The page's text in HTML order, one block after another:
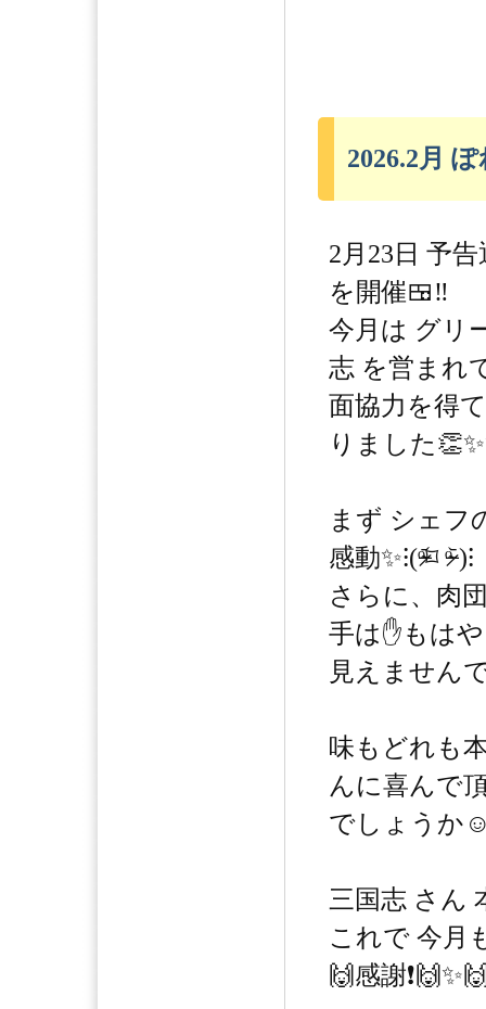
2026.2月
2月23日 予
を開催🍱‼️
今月は グリ
志 を営まれ
面協力を得
りました
まず シェフ
感動✨⁝(ᵒ̴̶̷᷄⌑ ᵒ̴̶̷᷅ )⁝
さらに、肉
手は✋もは
見えません
味もどれも
んに喜んで
でしょうか
三国志 さん
これで 今月
🙌感謝